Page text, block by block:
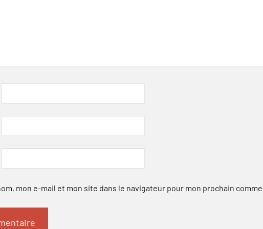
mon e-mail et mon site dans le navigateur pour mon prochain